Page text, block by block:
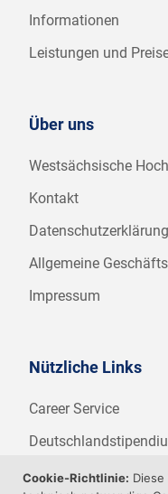
Informationen
Leistungen und
Über uns
Westsächsische
Kontakt
Datenschutzerklärung
Allgemeine
Impressum
Nützliche Links
Career Service
WHZ
Cookie-Richtlinie: